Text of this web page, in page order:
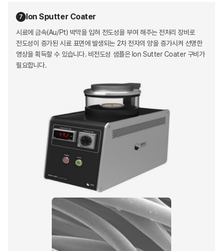
7 Ion Sputter Coater
시료에 금속(Au/Pt) 박막을 입혀 전도성을 부여 해주는 전처리 장비로
전도성이 증가된 시료 표면에 발생되는 2차 전자의 양을 증가시켜 선명한
영상을 획득할 수 있습니다. 비전도성 샘플은 Ion Sutter Coater 구비가
필요합니다.